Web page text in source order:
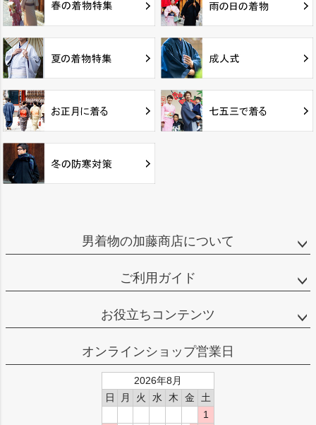
男着物の加藤商店について
ご利用ガイド
お役立ちコンテンツ
オンラインショップ営業日
2026年8月
日
月 火 水 木 金
土
1